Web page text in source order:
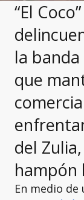
“El
la banda
que
del
hampón
En medio